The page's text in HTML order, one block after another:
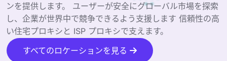
ンを提供します。 ユーザーが安全にグローバル市場を探索
し、企業が世界中で競争できるよう支援します 信頼性の高
い住宅プロキシと ISP プロキシで支えます。
すべてのロケーションを見る